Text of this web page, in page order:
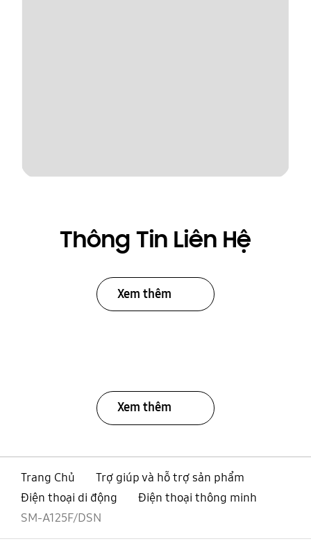
Thông Tin Liên Hệ
Xem thêm
Xem thêm
Trang Chủ
Trợ giúp và hỗ trợ sản phẩm
Điện thoại di động
Điện thoại thông minh
SM-A125F/DSN